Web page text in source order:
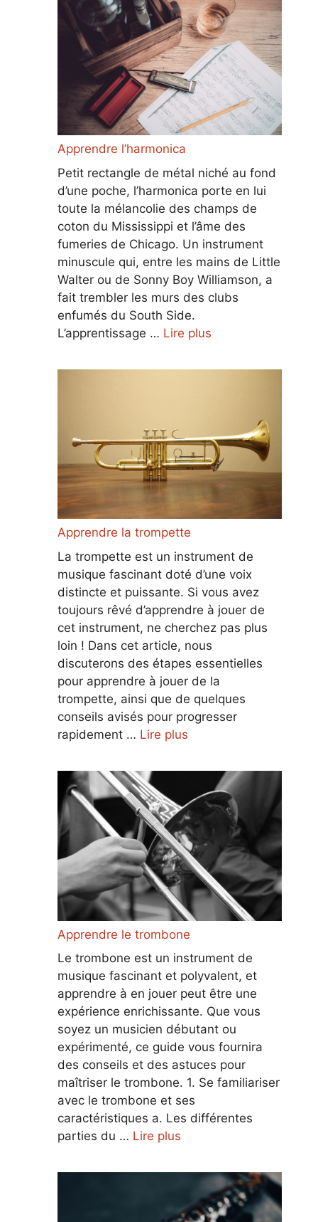
Apprendre l’harmonica
Petit rectangle de métal niché au fond
d’une poche, l’harmonica porte en lui
toute la mélancolie des champs de
coton du Mississippi et l’âme des
fumeries de Chicago. Un instrument
minuscule qui, entre les mains de Little
Walter ou de Sonny Boy Williamson, a
fait trembler les murs des clubs
enfumés du South Side.
L’apprentissage … Lire plus
Apprendre la trompette
La trompette est un instrument de
musique fascinant doté d’une voix
distincte et puissante. Si vous avez
toujours rêvé d’apprendre à jouer de
cet instrument, ne cherchez pas plus
loin ! Dans cet article, nous
discuterons des étapes essentielles
pour apprendre à jouer de la
trompette, ainsi que de quelques
conseils avisés pour progresser
rapidement … Lire plus
Apprendre le trombone
Le trombone est un instrument de
musique fascinant et polyvalent, et
apprendre à en jouer peut être une
expérience enrichissante. Que vous
soyez un musicien débutant ou
expérimenté, ce guide vous fournira
des conseils et des astuces pour
maîtriser le trombone. 1. Se familiariser
avec le trombone et ses
caractéristiques a. Les différentes
parties du … Lire plus